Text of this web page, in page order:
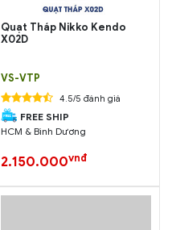
Quạt Tháp Nikko Kendo
X02D
VS-VTP
4.5/5 đánh giá
FREE SHIP
HCM & Bình Dương
2.150.000vnđ